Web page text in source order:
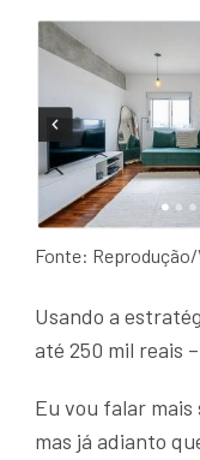
Fonte: Reprodução/
Usando a
até 250 mil reais
Eu vou falar mais
mas já adianto